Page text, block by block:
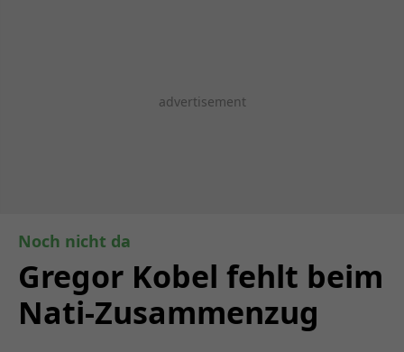
Noch nicht da
Gregor Kobel fehlt beim
Nati-Zusammenzug